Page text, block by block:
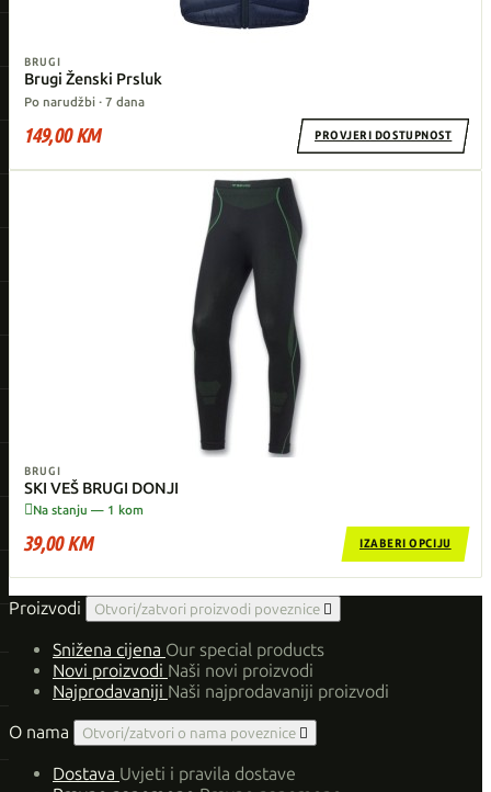
BRUGI
Brugi Ženski Prsluk
Po narudžbi · 7 dana
149,00 KM PROVJERI DOSTUPNOST
BRUGI
SKI VEŠ BRUGI DONJI
Na stanju — 1 kom
39,00 KM IZABERI OPCIJU
Proizvodi Otvori/zatvori proizvodi poveznice 
Snižena cijena Our special products
Novi proizvodi Naši novi proizvodi
Najprodavaniji Naši najprodavaniji proizvodi
O nama
Otvori/zatvori o nama poveznice 
Dostava Uvjeti i pravila dostave